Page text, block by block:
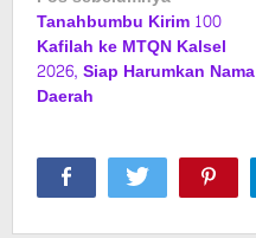
pos
Tanahbumbu Kirim 100
Kafilah ke MTQN Kalsel
2026, Siap Harumkan Nama
Daerah